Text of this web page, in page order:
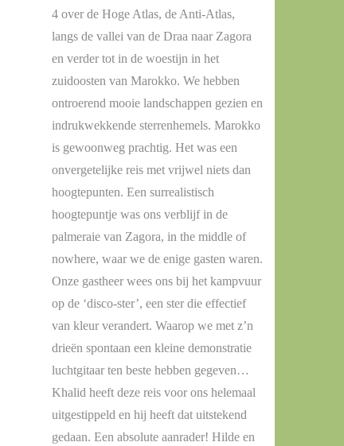
4 over de Hoge Atlas, de Anti-Atlas,
langs de vallei van de Draa naar Zagora
en verder tot in de woestijn in het
zuidoosten van Marokko. We hebben
ontroerend mooie landschappen gezien en
indrukwekkende sterrenhemels. Marokko
is gewoonweg prachtig. Het was een
onvergetelijke reis met vrijwel niets dan
hoogtepunten. Een surrealistisch
hoogtepuntje was ons verblijf in de
palmeraie van Zagora, in the middle of
nowhere, waar we de enige gasten waren.
Onze gastheer wees ons bij het kampvuur
op de ‘disco-ster’, een ster die effectief
van kleur verandert. Waarop we met z’n
drieën spontaan een kleine demonstratie
luchtgitaar ten beste hebben gegeven…
Khalid heeft deze reis voor ons helemaal
uitgestippeld en hij heeft dat uitstekend
gedaan. Een absolute aanrader! Hilde en